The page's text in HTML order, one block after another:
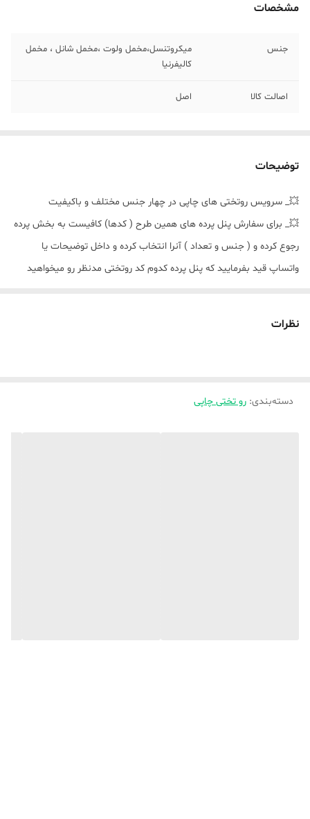
مشخصات
جنس
میکروتنسل،مخمل ولوت ،مخمل شانل ، مخمل
کالیفرنیا
اصالت کالا اصل
توضیحات
💥_ سرویس روتختی های چاپی در چهار جنس مختلف و باکیفیت
💥_ برای سفارش پنل پرده های همین طرح ( کدها) کافیست به بخش پرده
رجوع کرده و ( جنس و تعداد ) آنرا انتخاب کرده و داخل توضیحات یا
واتساپ قید بفرمایید که پنل پرده کدوم کد روتختی مدنظر رو میخواهید
💥_ در صورت لزوم جهت راهنمایی بیشتر حتما واتساپ پیام دهید
نظرات
دسته‌بندی: رو تختی چاپی